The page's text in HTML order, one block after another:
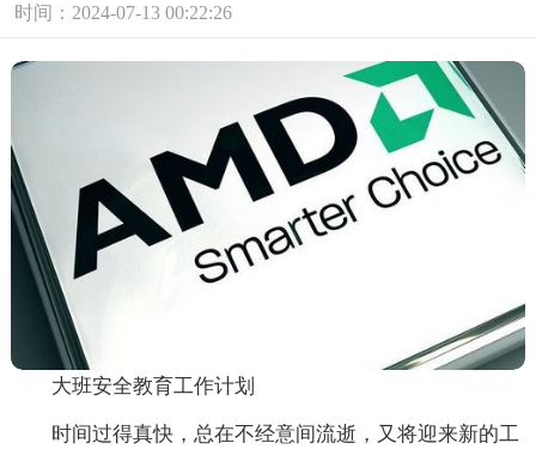
时间：2024-07-13 00:22:26
大班安全教育工作计划
时间过得真快，总在不经意间流逝，又将迎来新的工